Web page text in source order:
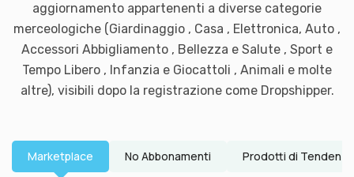
aggiornamento appartenenti a diverse categorie
merceologiche (Giardinaggio , Casa , Elettronica, Auto ,
Accessori Abbigliamento , Bellezza e Salute , Sport e
Tempo Libero , Infanzia e Giocattoli , Animali e molte
altre), visibili dopo la registrazione come Dropshipper.
Marketplace No Abbonamenti Prodotti di Tendenza